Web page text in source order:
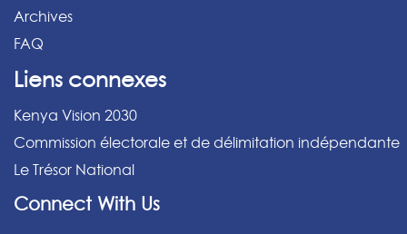
Archives
FAQ
Liens connexes
Kenya Vision 2030
Commission électorale et de délimitation indépendante
Le Trésor National
Connect With Us